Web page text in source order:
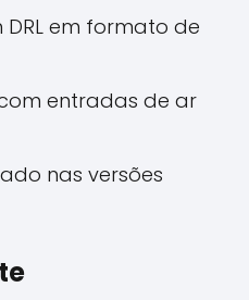
DRL em formato de
entradas de ar
nas versões